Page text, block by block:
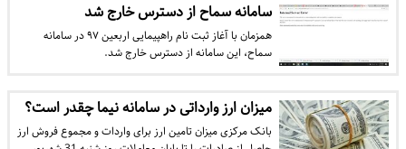
سامانه سماح از دسترس خارج شد
همزمان با آغاز ثبت نام راهپیمایی اربعین ۹۷ در سامانه
سماح، این سامانه از دسترس خارج شد.
میزان ارز وارداتی در سامانه نیما چقدر است؟
بانک مرکزی میزان تامین ارز برای واردات و مجموع فروش ارز